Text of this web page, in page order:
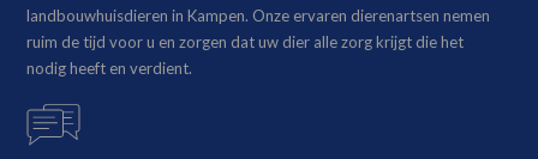
landbouwhuisdieren in Kampen. Onze ervaren dierenartsen nemen
ruim de tijd voor u en zorgen dat uw dier alle zorg krijgt die het
nodig heeft en verdient.